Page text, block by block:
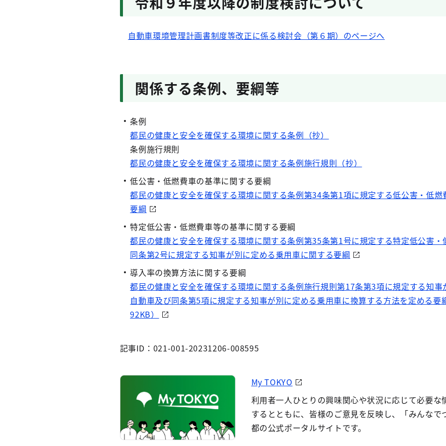
自動車環境管理計画書制度等改正に係る検討会（第６期）のページへ
関係する条例、要綱等
条例
都民の健康と安全を確保する環境に関する条例（抄）
条例施行規則
都民の健康と安全を確保する環境に関する条例施行規則（抄）
低公害・低燃費車の基準に関する要綱
都民の健康と安全を確保する環境に関する条例第34条第1項に規定する低公害・低燃
要綱
特定低公害・低燃費車等の基準に関する要綱
都民の健康と安全を確保する環境に関する条例第35条第1号に規定する特定低公害・
同条第2号に規定する知事が別に定める乗用車に関する要綱
導入率の換算方法に関する要綱
都民の健康と安全を確保する環境に関する条例施行規則第17条第3項に規定する知事
自動車及び同条第5項に規定する知事が別に定める乗用車に換算する方法を定める要
92KB）
記事ID：021-001-20231206-008595
My TOKYO
利用者一人ひとりの興味関心や状況に応じて必要な
するとともに、皆様のご意見を反映し、「みんなで
都の公式ポータルサイトです。